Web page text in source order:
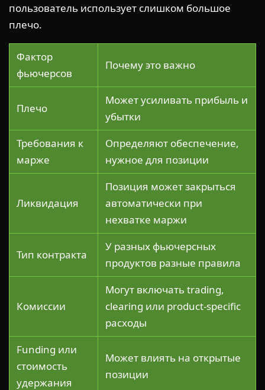
пользователь использует слишком большое
плечо.
Фактор
фьючерсов
Почему это важно
Плечо
Может усиливать прибыль и
убытки
Требования к
марже
Определяют обеспечение,
нужное для позиции
Ликвидация
Позиция может закрыться
автоматически при
нехватке маржи
Тип контракта
У разных фьючерсных
продуктов разные правила
Комиссии
Могут включать trading,
clearing или product-specific
расходы
Funding или
стоимость
удержания
Может влиять на открытые
позиции